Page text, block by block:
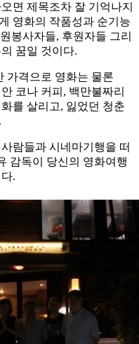
면 제목조차 잘 기억나지
영화의 작품성과 순기능
봉사자들, 후원자들 그리
꿈일 것이다.
가격으로 영화는 물론
코나 커피, 백만불짜리
를 살리고, 잃었던 청춘
람들과 시네마기행을 떠
감독이 당신의 영화여행
.